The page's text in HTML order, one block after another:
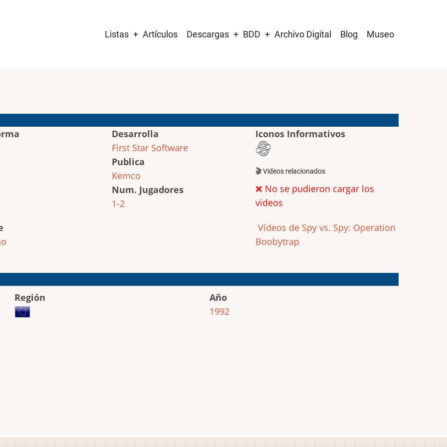
navigation
Listas Artículos Descargas BDD Archivo Digital Blog Museo
Desarrolla
First Star Software
Publica
Kemco
Num. Jugadores
1-2
Iconos Informativos
🎬 Videos relacionados
❌ No se pudieron cargar los
videos
Vídeos de Spy vs. Spy: Operation
Boobytrap
Región
Año
1992